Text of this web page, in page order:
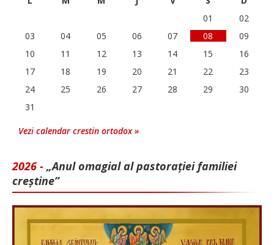
01
02
03
04 05 06 07 08
09
10
11 12 13 14 15
16
17
18 19 20 21 22
23
24
25 26 27 28 29
30
31
Vezi calendar crestin ortodox »
2026 - „Anul omagial al pastorației familiei
creștine”